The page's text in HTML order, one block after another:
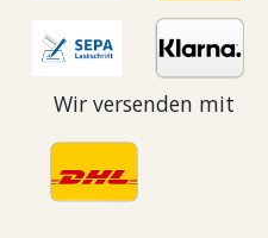
Wir versenden mit